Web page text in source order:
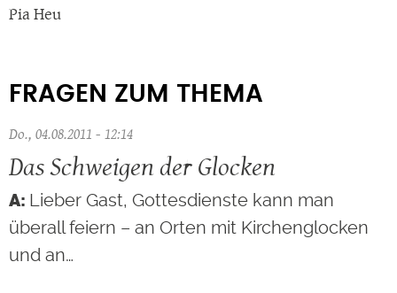
Pia Heu
FRAGEN ZUM THEMA
Do., 04.08.2011 - 12:14
Das Schweigen der Glocken
Lieber Gast, Gottesdienste kann man
überall feiern – an Orten mit Kirchenglocken
und an…